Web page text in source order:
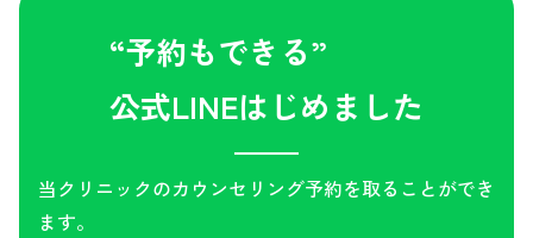
“予約もできる”
公式LINEはじめました
当クリニックのカウンセリング予約を取ることができ
ます。